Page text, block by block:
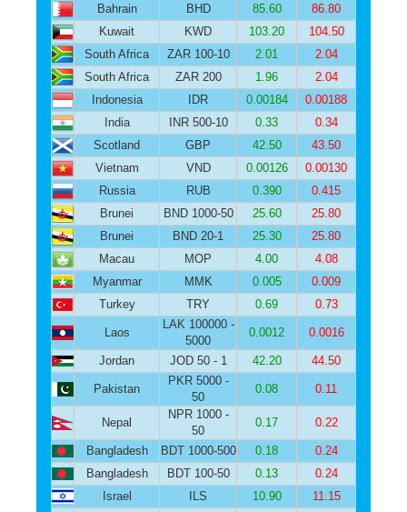
Bahrain
BHD 85.60
86.80
Kuwait
KWD 103.20
104.50
South Africa
ZAR 100-10 2.01
2.04
South Africa
ZAR 200 1.96
2.04
Indonesia
IDR 0.00184
0.00188
India
INR 500-10 0.33
0.34
Scotland
GBP 42.50
43.50
Vietnam
VND 0.00126
0.00130
Russia
RUB 0.390
0.415
Brunei
BND 1000-50 25.60
25.80
Brunei
BND 20-1 25.30
25.80
Macau
MOP 4.00
4.08
Myanmar
MMK 0.005
0.009
Turkey
TRY 0.69 0.73
Laos
LAK 100000 -
5000
0.0012 0.0016
Jordan JOD 50 - 1 42.20 44.50
Pakistan
PKR 5000 -
50
0.08 0.11
Nepal
NPR 1000 -
50
0.17 0.22
Bangladesh BDT 1000-500 0.18
0.24
Bangladesh
BDT 100-50 0.13
0.24
Israel
ILS 10.90
11.15